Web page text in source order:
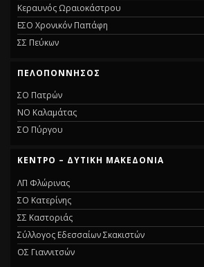
Κεραυνός Ωραιοκάστρου
ΕΣΟ Χρονικόν Παπάφη
ΣΣ Πεύκων
ΠΕΛΟΠΟΝΝΗΣΟΣ
ΣΟ Πατρών
ΝΟ Καλαμάτας
ΣΟ Πύργου
ΚΕΝΤΡΟ – ΔΥΤΙΚΗ ΜΑΚΕΔΟΝΙΑ
ΛΠ Φλώρινας
ΣΟ Κατερίνης
ΣΣ Καστοριάς
Σύλλογος Εδεσσαίων Σκακιστών
ΟΣ Γιαννιτσών